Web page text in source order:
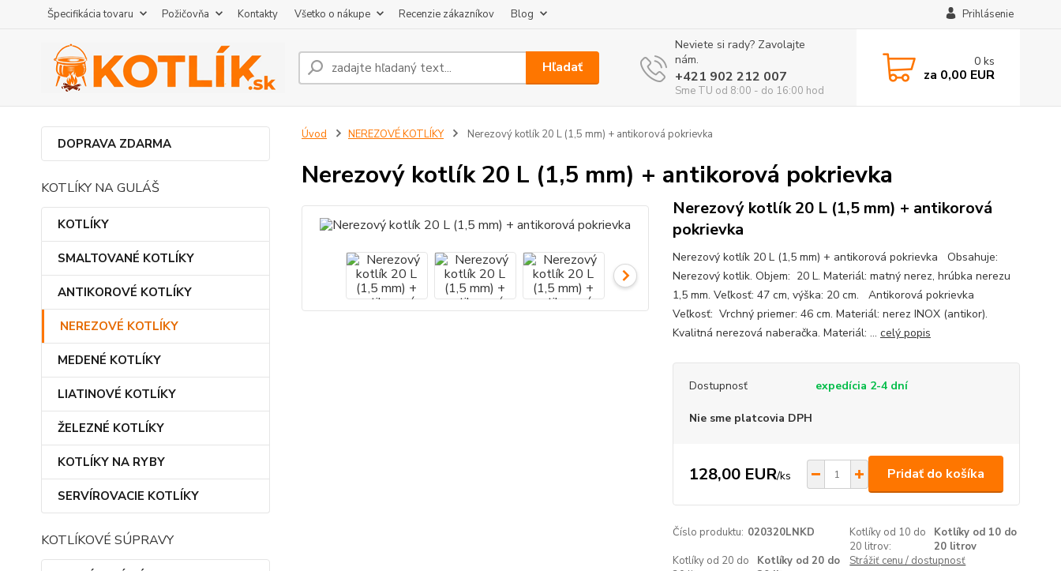
Špecifikácia tovaru Požičovňa Kontakty Všetko o nákupe Recenzie zákazníkov Blog Prihlásenie
Hľadať
Neviete si rady? Zavolajte
nám.
+421 902 212 007
Sme TU od 8:00 - do 16:00 hod
0 ks
za 0,00 EUR
DOPRAVA ZDARMA
KOTLÍKY NA GULÁŠ
KOTLÍKY
SMALTOVANÉ KOTLÍKY
ANTIKOROVÉ KOTLÍKY
NEREZOVÉ KOTLÍKY
MEDENÉ KOTLÍKY
LIATINOVÉ KOTLÍKY
ŽELEZNÉ KOTLÍKY
KOTLÍKY NA RYBY
SERVÍROVACIE KOTLÍKY
KOTLÍKOVÉ SÚPRAVY
Úvod NEREZOVÉ KOTLÍKY Nerezový kotlík 20 L (1,5 mm) + antikorová pokrievka
Nerezový kotlík 20 L (1,5 mm) + antikorová pokrievka
Nerezový kotlík 20 L (1,5 mm) + antikorová
pokrievka
Nerezový kotlík 20 L (1,5 mm) + antikorová pokrievka Obsahuje:
Nerezový kotlik. Objem: 20 L. Materiál: matný nerez, hrúbka nerezu
1,5 mm. Veľkosť: 47 cm, výška: 20 cm. Antikorová pokrievka
Veľkosť: Vrchný priemer: 46 cm. Materiál: nerez INOX (antikor).
Kvalitná nerezová naberačka. Materiál: ... celý popis
Dostupnosť expedícia 2-4 dní
Nie sme platcovia DPH
128,00 EUR/ks Pridať do košíka
Číslo produktu: 020320LNKD
Kotlíky od 10 do
20 litrov:
Kotlíky od 10 do
20 litrov
Kotlíky od 20 do
Kotlíky od 20 do
Strážiť cenu / dostupnosť